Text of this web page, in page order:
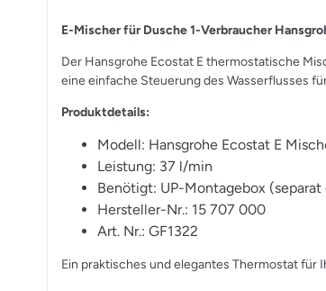
E-Mischer für Dusche 1-Verbraucher
Der Hansgrohe Ecostat E thermostatische
eine einfache Steuerung des Wasserflusses
Produktdetails:
Modell: Hansgrohe Ecostat E
Leistung: 37 l/min
Benötigt: UP-Montagebox
Hersteller-Nr.: 15 707 000
Art. Nr.: GF1322
Ein praktisches und elegantes Thermostat für